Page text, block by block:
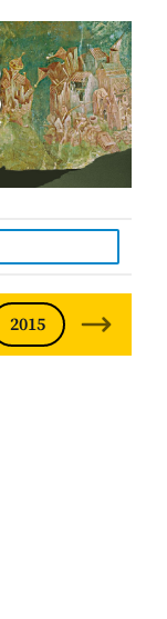
MONTHLY •
2015 2014